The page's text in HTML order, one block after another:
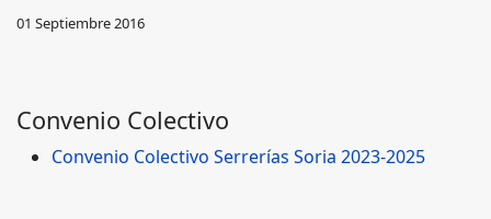
01 Septiembre 2016
Convenio Colectivo
Convenio Colectivo Serrerías Soria 2023-2025